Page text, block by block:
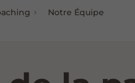
Notre Équipe